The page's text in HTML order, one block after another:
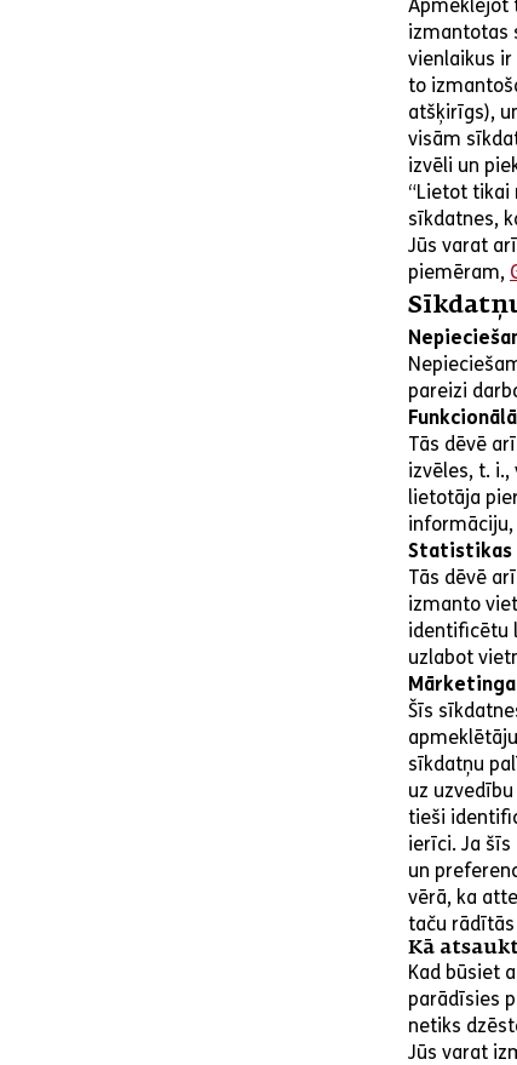
Apmeklējot
izmantotas
vienlaikus
to
atšķirīgs),
visām
izvēli un
“Lietot tikai
sīkdatnes,
Jūs varat
piemēram,
pareizi
Tās dēvē
izvēles, t.
lietotāja
informāciju,
Statistikas
Tās dēvē
izmanto
identificētu
uzlabot
Šīs
sīkdatņu
uz
tieši
ierīci. Ja
un
vērā, ka
taču
Kā
Kad būsiet
parādīsies
netiks
Jūs varat